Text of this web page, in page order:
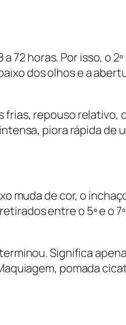
72 horas. Por isso, o
dos olhos e a
repouso relativo,
piora rápida de
muda de cor, o
entre o 5º e o
Significa
pomada